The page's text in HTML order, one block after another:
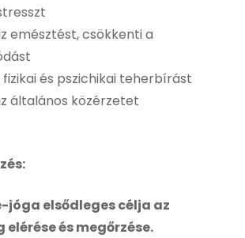
emésztést, csökkenti a
fizikai és pszichikai teherbírást
általános közérzetet
jóga elsődleges célja az
elérése és megőrzése.